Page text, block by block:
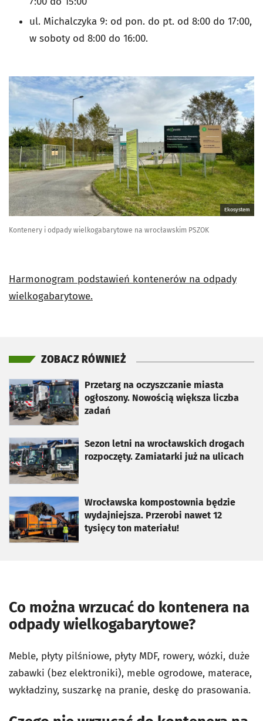
ul. Michalczyka 9: od pon. do pt. od 8:00 do 17:00,
w soboty od 8:00 do 16:00.
Ekosystem
Kontenery i odpady wielkogabarytowe na wrocławskim PSZOK
Harmonogram podstawień kontenerów na odpady
wielkogabarytowe.
ZOBACZ RÓWNIEŻ
Przetarg na oczyszczanie miasta
ogłoszony. Nowością większa liczba
zadań
otworzy się w nowej karcie
Sezon letni na wrocławskich drogach
rozpoczęty. Zamiatarki już na ulicach
otworzy się w nowej karcie
Wrocławska kompostownia będzie
wydajniejsza. Przerobi nawet 12
tysięcy ton materiału!
otworzy się w nowej karcie
Co można wrzucać do kontenera na
odpady wielkogabarytowe?
Meble, płyty pilśniowe, płyty MDF, rowery, wózki, duże
zabawki (bez elektroniki), meble ogrodowe, materace,
wykładziny, suszarkę na pranie, deskę do prasowania.